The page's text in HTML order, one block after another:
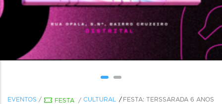
EVENTOS / FESTA / CULTURAL FESTA: TERSSARADA 6 ANOS